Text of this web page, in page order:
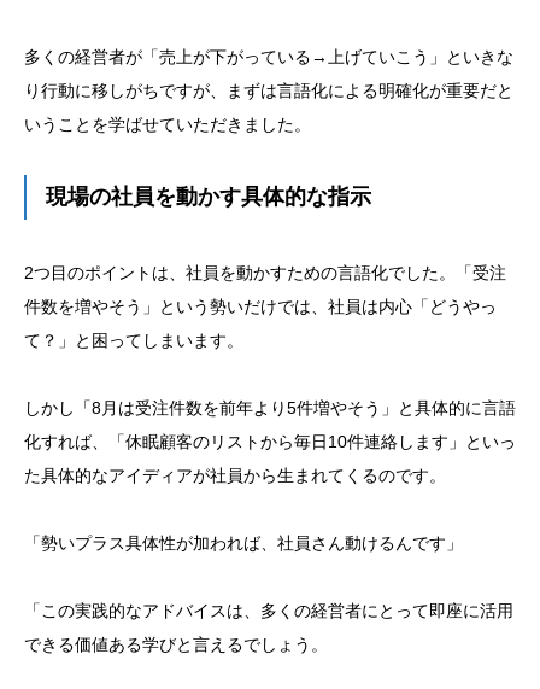
多くの経営者が「売上が下がっている→上げていこう」といきな
り行動に移しがちですが、まずは言語化による明確化が重要だと
いうことを学ばせていただきました。
現場の社員を動かす具体的な指示
2つ目のポイントは、社員を動かすための言語化でした。「受注
件数を増やそう」という勢いだけでは、社員は内心「どうやっ
て？」と困ってしまいます。
しかし「8月は受注件数を前年より5件増やそう」と具体的に言語
化すれば、「休眠顧客のリストから毎日10件連絡します」といっ
た具体的なアイディアが社員から生まれてくるのです。
「勢いプラス具体性が加われば、社員さん動けるんです」
「この実践的なアドバイスは、多くの経営者にとって即座に活用
できる価値ある学びと言えるでしょう。